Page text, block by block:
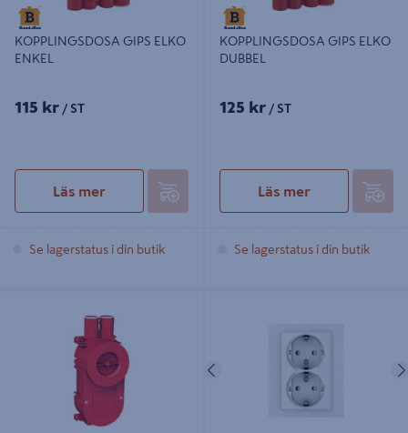
KOPPLINGSDOSA GIPS ELKO
ENKEL
115 kr / ST
Läs mer
Se lagerstatus i din butik
KOPPLINGSDOSA GIPS ELKO
DUBBEL
125 kr / ST
Läs mer
Se lagerstatus i din butik
Föregående